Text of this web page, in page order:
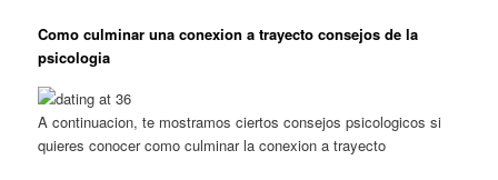
Como culminar una conexion a trayecto consejos de la
psicologia
A continuacion, te mostramos ciertos consejos psicologicos si
quieres conocer como culminar la conexion a trayecto